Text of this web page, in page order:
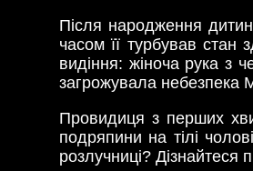
Після народження
часом її турбував
видіння: жіноча рука з
загрожувала небезпека
Провидиця з перших
подряпини на тілі
розлучниці? Дізнайтеся